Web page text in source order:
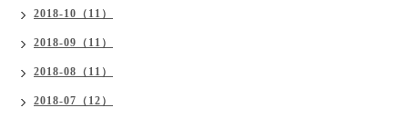
2018-10（11）
2018-09（11）
2018-08（11）
2018-07（12）